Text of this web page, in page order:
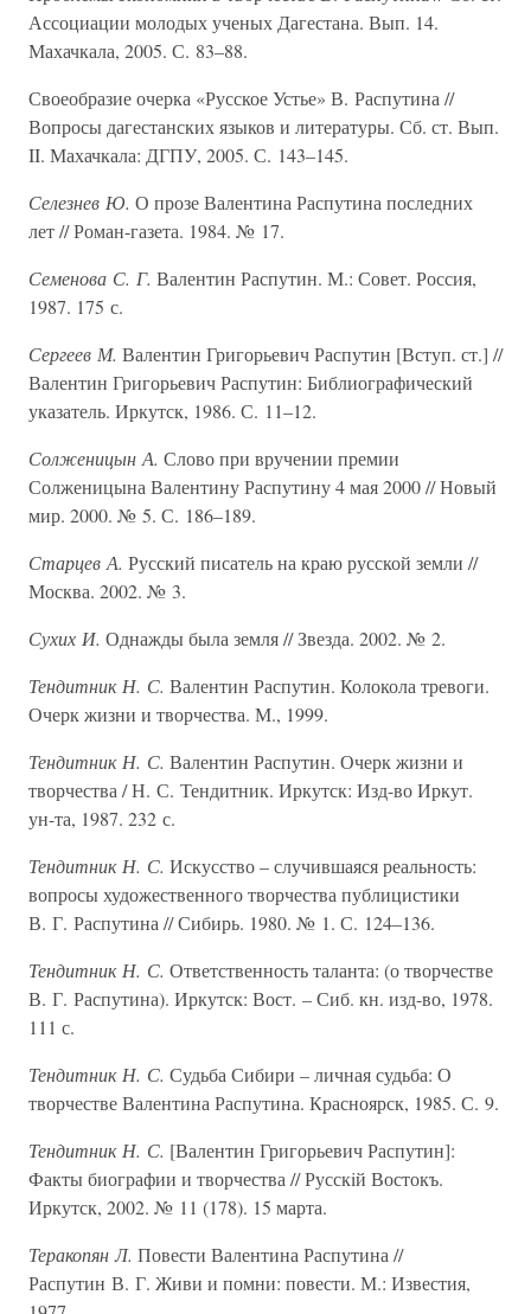
Ассоциации молодых ученых Дагестана. Вып. 14.
Махачкала, 2005. С. 83–88.
Своеобразие очерка «Русское Устье» В. Распутина //
Вопросы дагестанских языков и литературы. Сб. ст. Вып.
II. Махачкала: ДГПУ, 2005. С. 143–145.
Селезнев Ю. О прозе Валентина Распутина последних
лет // Роман-газета. 1984. № 17.
Семенова С. Г. Валентин Распутин. М.: Совет. Россия,
1987. 175 с.
Сергеев М. Валентин Григорьевич Распутин [Вступ. ст.] //
Валентин Григорьевич Распутин: Библиографический
указатель. Иркутск, 1986. С. 11–12.
Солженицын А. Слово при вручении премии
Солженицына Валентину Распутину 4 мая 2000 // Новый
мир. 2000. № 5. С. 186–189.
Старцев А. Русский писатель на краю русской земли //
Москва. 2002. № 3.
Сухих И. Однажды была земля // Звезда. 2002. № 2.
Тендитник Н. С. Валентин Распутин. Колокола тревоги.
Очерк жизни и творчества. М., 1999.
Тендитник Н. С. Валентин Распутин. Очерк жизни и
творчества / Н. С. Тендитник. Иркутск: Изд-во Иркут.
ун-та, 1987. 232 с.
Тендитник Н. С. Искусство – случившаяся реальность:
вопросы художественного творчества публицистики
В. Г. Распутина // Сибирь. 1980. № 1. С. 124–136.
Тендитник Н. С. Ответственность таланта: (о творчестве
В. Г. Распутина). Иркутск: Вост. – Сиб. кн. изд-во, 1978.
111 с.
Тендитник Н. С. Судьба Сибири – личная судьба: О
творчестве Валентина Распутина. Красноярск, 1985. С. 9.
Тендитник Н. С. [Валентин Григорьевич Распутин]:
Факты биографии и творчества // Русскiй Востокъ.
Иркутск, 2002. № 11 (178). 15 марта.
Теракопян Л. Повести Валентина Распутина //
Распутин В. Г. Живи и помни: повести. М.: Известия,